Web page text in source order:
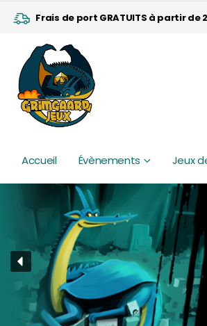
Frais de port GRATUITS à partir de
Accueil Évènements Jeux